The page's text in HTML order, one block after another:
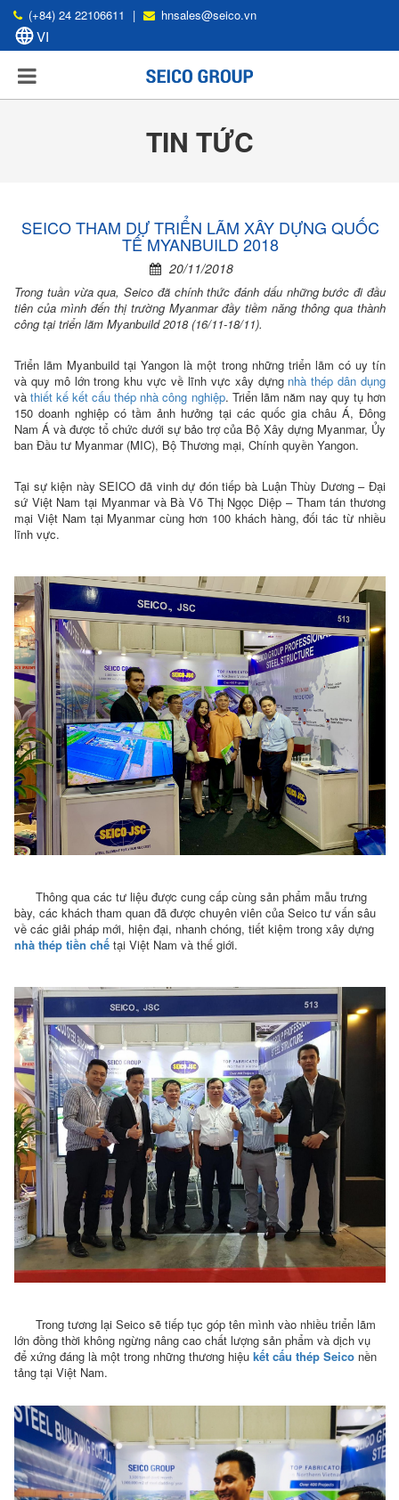
(+84) 24 22106611 | hnsales@seico.vn
TIN TỨC
SEICO THAM DỰ TRIỂN LÃM XÂY DỰNG QUỐC
TẾ MYANBUILD 2018
20/11/2018
Trong tuần vừa qua, Seico đã chính thức đánh dấu những bước đi đầu
tiên của mình đến thị trường Myanmar đầy tiềm năng thông qua thành
công tại triển lãm Myanbuild 2018 (16/11-18/11).
Triển lãm Myanbuild tại Yangon là một trong những triển lãm có uy tín
và quy mô lớn trong khu vực về lĩnh vực xây dựng nhà thép dân dụng
vàthiết kế kết cấu thép nhà công nghiệp. Triển lãm năm nay quy tụ hơn
150 doanh nghiệp có tầm ảnh hưởng tại các quốc gia châu Á, Đông
Nam Á và được tổ chức dưới sự bảo trợ của Bộ Xây dựng Myanmar, Ủy
ban Đầu tư Myanmar (MIC), Bộ Thương mại, Chính quyền Yangon.
Tại sự kiện này SEICO đã vinh dự đón tiếp bà Luận Thùy Dương – Đại
sứ Việt Nam tại Myanmar và Bà Võ Thị Ngọc Diệp – Tham tán thương
mại Việt Nam tại Myanmar cùng hơn 100 khách hàng, đối tác từ nhiều
lĩnh vực.
Thông qua các tư liệu được cung cấp cùng sản phẩm mẫu trưng
bày, các khách tham quan đã được chuyên viên của Seico tư vấn sâu
về các giải pháp mới, hiện đại, nhanh chóng, tiết kiệm trong xây dựng
nhà thép tiền chế tại Việt Nam và thế giới.
Trong tương lại Seico sẽ tiếp tục góp tên mình vào nhiều triển lãm
lớn đồng thời không ngừng nâng cao chất lượng sản phẩm và dịch vụ
để xứng đáng là một trong những thương hiệu kết cấu thép Seico nền
tảng tại Việt Nam.